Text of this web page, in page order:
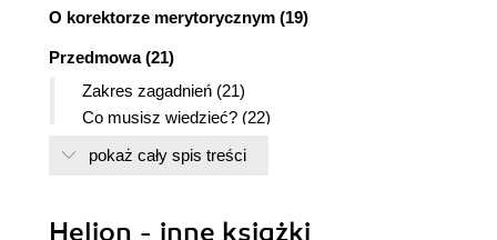
O korektorze merytorycznym (19)
Przedmowa (21)
Zakres zagadnień (21)
Co musisz wiedzieć? (22)
Czym musisz dysponować? (22)
Konwencje zastosowane w książce (23)
Polecenia edytora VBA (24)
pokaż cały spis treści
Helion - inne książki